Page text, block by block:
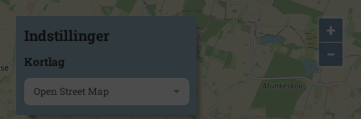
+
−
Indstillinger
Kortlag
Open Street Map